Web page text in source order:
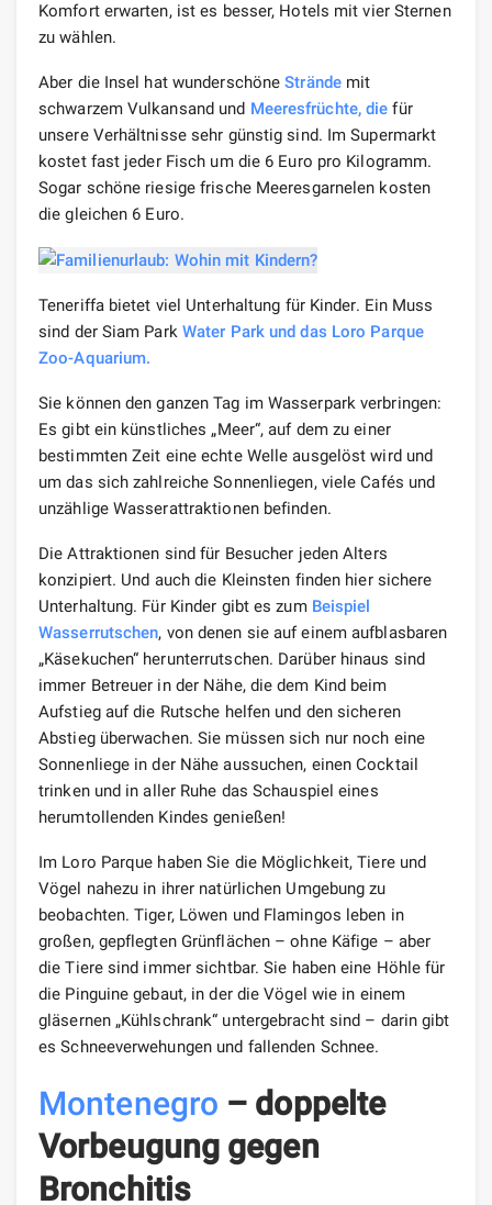
Komfort erwarten, ist es besser, Hotels mit vier Sternen
zu wählen.
Aber die Insel hat wunderschöneSträndemit
schwarzem Vulkansand und Meeresfrüchte, die für
unsere Verhältnisse sehr günstig sind. Im Supermarkt
kostet fast jeder Fisch um die 6 Euro pro Kilogramm.
Sogar schöne riesige frische Meeresgarnelen kosten
die gleichen 6 Euro.
Teneriffa bietet viel Unterhaltung für Kinder. Ein Muss
sind der Siam Park Water Park und das Loro Parque
Zoo-Aquarium.
Sie können den ganzen Tag im Wasserpark verbringen:
Es gibt ein künstliches „Meer“, auf dem zu einer
bestimmten Zeit eine echte Welle ausgelöst wird und
um das sich zahlreiche Sonnenliegen, viele Cafés und
unzählige Wasserattraktionen befinden.
Die Attraktionen sind für Besucher jeden Alters
konzipiert. Und auch die Kleinsten finden hier sichere
Unterhaltung. Für Kinder gibt es zum Beispiel
Wasserrutschen, von denen sie auf einem aufblasbaren
„Käsekuchen“ herunterrutschen. Darüber hinaus sind
immer Betreuer in der Nähe, die dem Kind beim
Aufstieg auf die Rutsche helfen und den sicheren
Abstieg überwachen. Sie müssen sich nur noch eine
Sonnenliege in der Nähe aussuchen, einen Cocktail
trinken und in aller Ruhe das Schauspiel eines
herumtollenden Kindes genießen!
Im Loro Parque haben Sie die Möglichkeit, Tiere und
Vögel nahezu in ihrer natürlichen Umgebung zu
beobachten. Tiger, Löwen und Flamingos leben in
großen, gepflegten Grünflächen – ohne Käfige – aber
die Tiere sind immer sichtbar. Sie haben eine Höhle für
die Pinguine gebaut, in der die Vögel wie in einem
gläsernen „Kühlschrank“ untergebracht sind – darin gibt
es Schneeverwehungen und fallenden Schnee.
Montenegro – doppelte
Vorbeugung gegen
Bronchitis